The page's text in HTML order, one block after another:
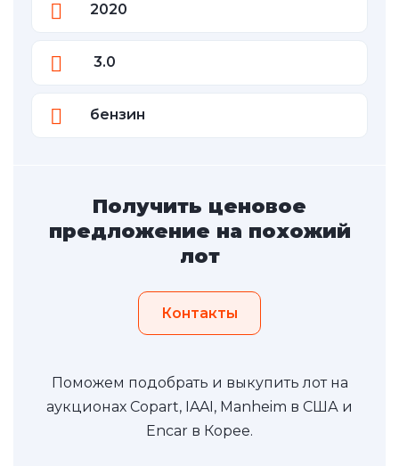
2020
3.0
бензин
Получить ценовое
предложение на похожий
лот
Контакты
Поможем подобрать и выкупить лот на
аукционах Copart, IAAI, Manheim в США и
Encar в Корее.